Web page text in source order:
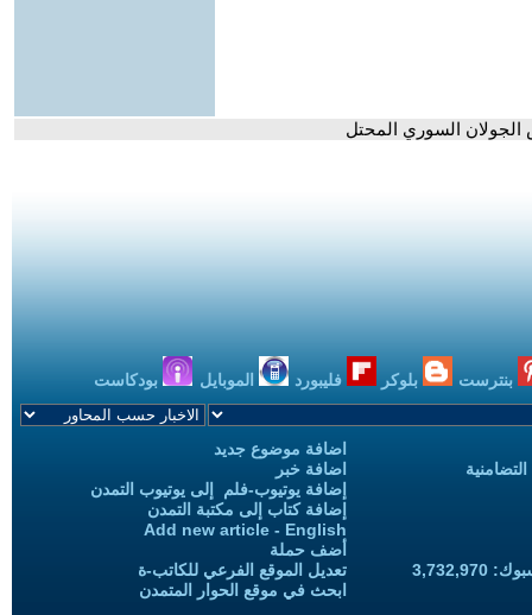
السوري المحتل
بنترست بلوكر فليبورد الموبايل بودكاست
اضافة موضوع جديد
اضافة خبر
إضافة يوتيوب-فلم إلى يوتيوب التمدن
إضافة كتاب إلى مكتبة التمدن
Add new article - English
أضف حملة
تعديل الموقع الفرعي للكاتب-ة
ابحث في موقع الحوار المتمدن